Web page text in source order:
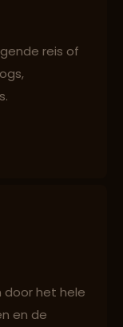
reis of
door het hele
en de